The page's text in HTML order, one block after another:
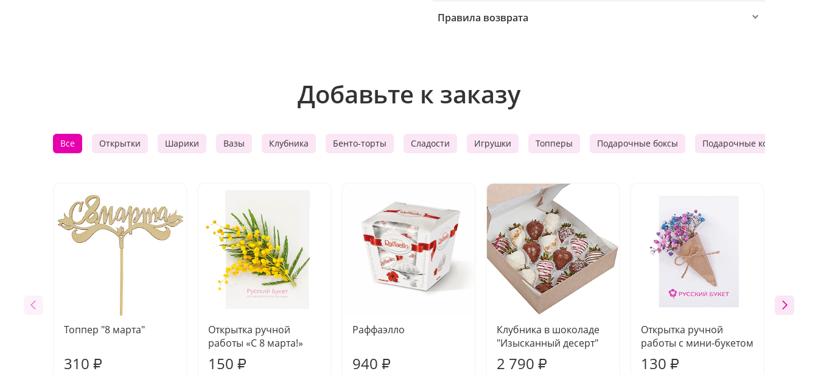
Правила возврата
Добавьте к заказу
Все Открытки Шарики Вазы Клубника Бенто-торты Сладости Игрушки Топперы Подарочные боксы Подарочные корзины
Топпер "8 марта"
310 ₽
Открытка ручной
работы «С 8 марта!»
150 ₽
Раффаэлло
940 ₽
Клубника в шоколаде
"Изысканный десерт"
2 790 ₽
Открытка ручной
работы с мини-букетом
130 ₽